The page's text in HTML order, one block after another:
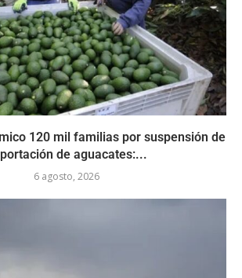
120 mil familias por suspensión de
de aguacates:...
6 agosto, 2026